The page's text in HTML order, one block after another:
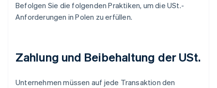
Befolgen Sie die folgenden Praktiken, um die USt.-
Anforderungen in Polen zu erfüllen.
Zahlung und Beibehaltung der USt.
Unternehmen müssen auf jede Transaktion den